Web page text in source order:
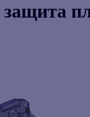
защита